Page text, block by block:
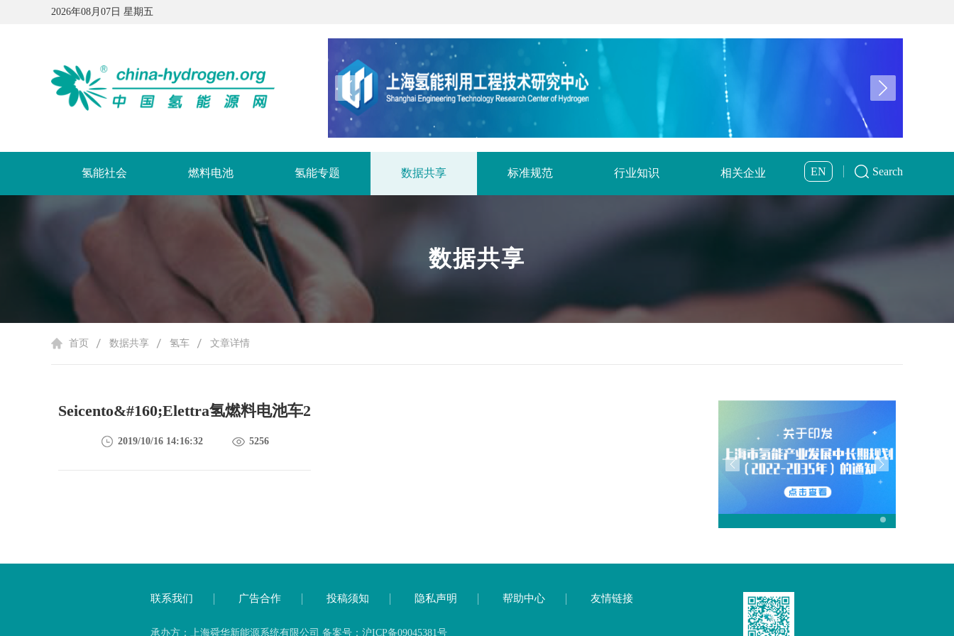
2026年08月07日 星期五
氢能社会 燃料电池 氢能专题 数据共享 标准规范 行业知识 相关企业 EN Search
数据共享
首页 数据共享 氢车 文章详情
Seicento&#160;Elettra氢燃料电池车2
2019/10/16 14:16:32 5256
联系我们 广告合作 投稿须知 隐私声明 帮助中心 友情链接
承办方：上海舜华新能源系统有限公司 备案号：沪ICP备09045381号